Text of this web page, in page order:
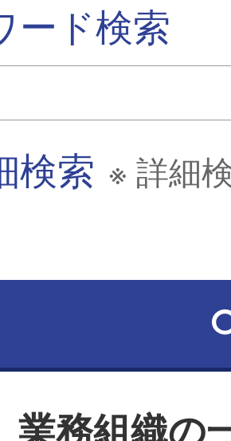
ード検索
検索 ※ 詳細
務組織の